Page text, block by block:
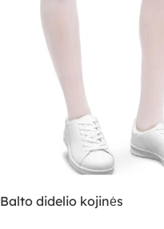
Balto didelio kojinės